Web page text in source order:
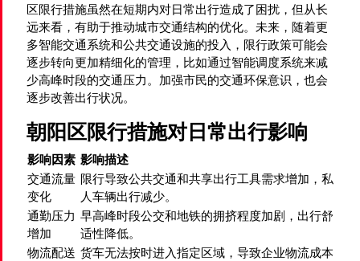
区限行措施虽然在短期内对日常出行造成了困扰，但从长
远来看，有助于推动城市交通结构的优化。未来，随着更
多智能交通系统和公共交通设施的投入，限行政策可能会
逐步转向更加精细化的管理，比如通过智能调度系统来减
少高峰时段的交通压力。加强市民的交通环保意识，也会
逐步改善出行状况。
朝阳区限行措施对日常出行影响
影响因素 影响描述
交通流量
变化
限行导致公共交通和共享出行工具需求增加，私
人车辆出行减少。
通勤压力
增加
早高峰时段公交和地铁的拥挤程度加剧，出行舒
适性降低。
物流配送 货车无法按时进入指定区域，导致企业物流成本